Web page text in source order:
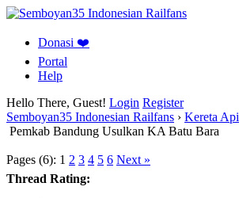
Donasi ❤️
Portal
Help
Hello There, Guest! Login Register
Semboyan35 Indonesian Railfans › Kereta Api
Pemkab Bandung Usulkan KA Batu Bara
Pages (6): 1 2 3 4 5 6 Next »
Thread Rating: